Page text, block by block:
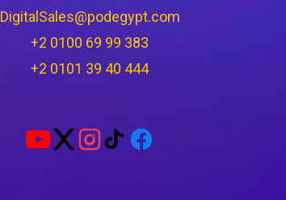
DigitalSales@podegypt.com
‪+2 0100 69 99 383‬
‪+2 0101 39 40 444‬